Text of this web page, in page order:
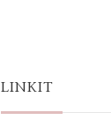
LINKIT